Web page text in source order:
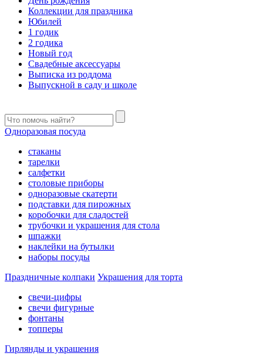
Коллекции для праздника
Юбилей
1 годик
2 годика
Новый год
Свадебные аксессуары
Выписка из роддома
Выпускной в саду и школе
Одноразовая посуда
стаканы
тарелки
салфетки
столовые приборы
одноразовые скатерти
подставки для пирожных
коробочки для сладостей
трубочки и украшения для стола
шпажки
наклейки на бутылки
наборы посуды
Праздничные колпаки Украшения для торта
свечи-цифры
свечи фигурные
фонтаны
топперы
Гирлянды и украшения